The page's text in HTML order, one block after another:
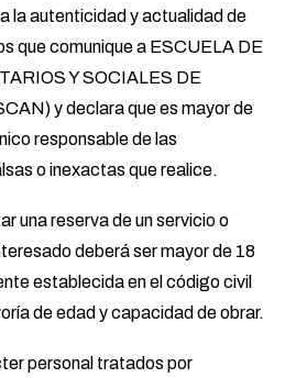
la autenticidad y actualidad de
que comunique a ESCUELA DE
Y SOCIALES DE
y declara que es mayor de
responsable de las
o inexactas que realice.
una reserva de un servicio o
deberá ser mayor de 18
establecida en el código civil
de edad y capacidad de obrar.
personal tratados por